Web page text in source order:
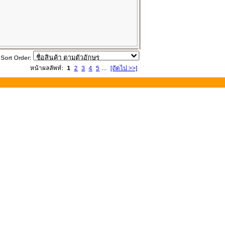
Sort Order:
หน้าผลลัพท์: 1 2 3 4 5 [ถัดไป >>]